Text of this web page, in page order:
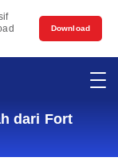
Download
dari Fort